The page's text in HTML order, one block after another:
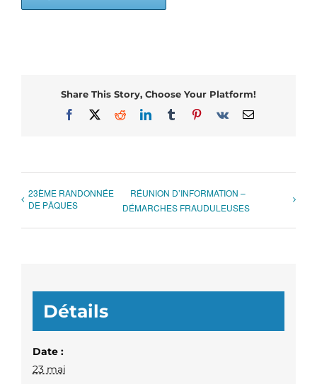
Share This Story, Choose Your Platform!
Facebook
X RedditLinkedInTumblrPinterest
Vk Email
23ÈME RANDONNÉE
DE PÂQUES
RÉUNION D’INFORMATION –
DÉMARCHES FRAUDULEUSES
Détails
Date :
23 mai